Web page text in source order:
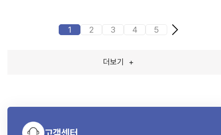
1 2 3 4 5
더보기 +